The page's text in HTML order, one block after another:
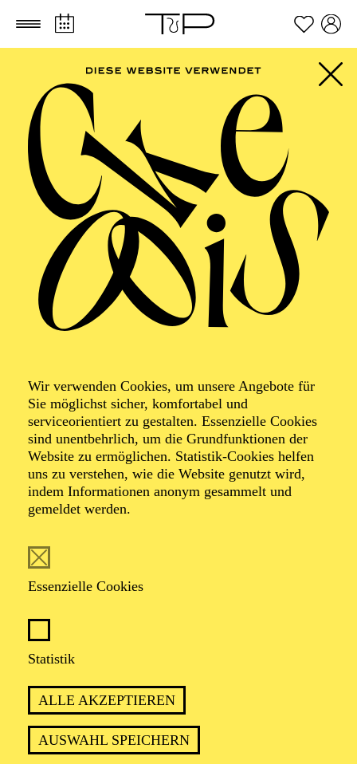
Zum Hauptinhalt springen Zum Footer springen
Wir verwenden Cookies, um unsere Angebote für
Sie möglichst sicher, komfortabel und
serviceorientiert zu gestalten. Essenzielle Cookies
sind unentbehrlich, um die Grundfunktionen der
Website zu ermöglichen. Statistik-Cookies helfen
uns zu verstehen, wie die Website genutzt wird,
indem Informationen anonym gesammelt und
gemeldet werden.
Essenzielle Cookies
Statistik
ALLE AKZEPTIEREN
AUSWAHL SPEICHERN
PHILHARMONIE
Akkordeon-
Workshop
5 Stunden